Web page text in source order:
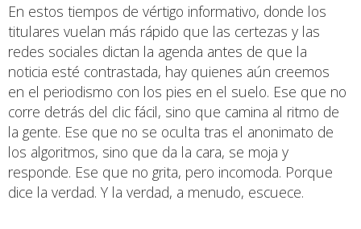
En estos tiempos de vértigo informativo, donde los
titulares vuelan más rápido que las certezas y las
redes sociales dictan la agenda antes de que la
noticia esté contrastada, hay quienes aún creemos
en el periodismo con los pies en el suelo. Ese que no
corre detrás del clic fácil, sino que camina al ritmo de
la gente. Ese que no se oculta tras el anonimato de
los algoritmos, sino que da la cara, se moja y
responde. Ese que no grita, pero incomoda. Porque
dice la verdad. Y la verdad, a menudo, escuece.